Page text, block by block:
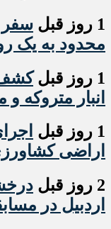
1 روز قبل
سفر
محدود به یک
1 روز قبل
انبار
1 روز قبل
اراضی
2 روز قبل
اردبیل در